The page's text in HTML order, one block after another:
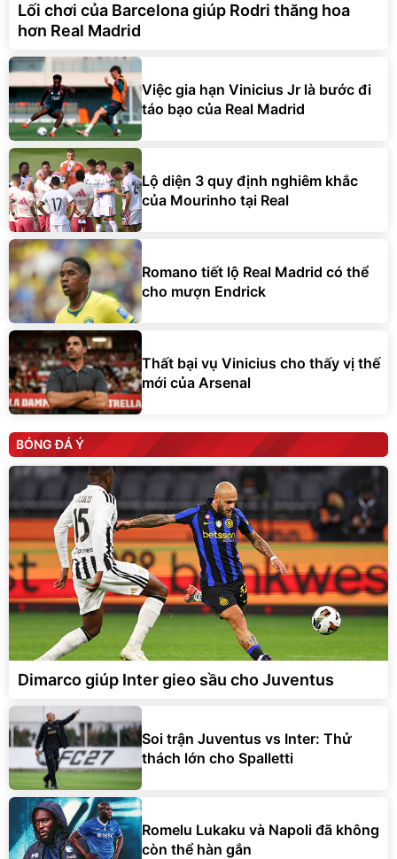
Lối chơi của Barcelona giúp Rodri thăng hoa
hơn Real Madrid
Việc gia hạn Vinicius Jr là bước đi
táo bạo của Real Madrid
Lộ diện 3 quy định nghiêm khắc
của Mourinho tại Real
Romano tiết lộ Real Madrid có thể
cho mượn Endrick
Thất bại vụ Vinicius cho thấy vị thế
mới của Arsenal
BÓNG ĐÁ Ý
Dimarco giúp Inter gieo sầu cho Juventus
Soi trận Juventus vs Inter: Thử
thách lớn cho Spalletti
Romelu Lukaku và Napoli đã không
còn thể hàn gắn